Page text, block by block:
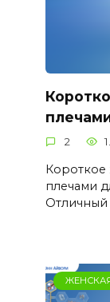
2
Короткое
плечами
Отличный